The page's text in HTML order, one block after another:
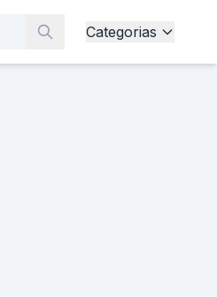
Categorias